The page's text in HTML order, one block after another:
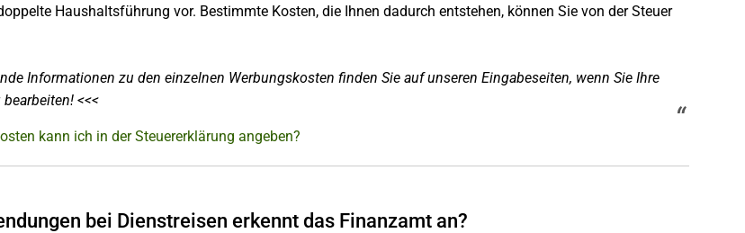
Haushaltsführung vor. Bestimmte Kosten, die Ihnen dadurch entstehen, können Sie von der Steuer
Informationen zu den einzelnen Werbungskosten finden Sie auf unseren Eingabeseiten, wenn Sie Ihre
<<<
kann ich in der Steuererklärung angeben?
bei Dienstreisen erkennt das Finanzamt an?